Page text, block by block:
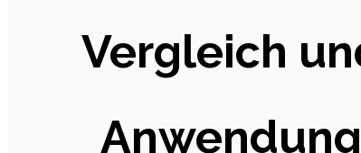
Vergleich